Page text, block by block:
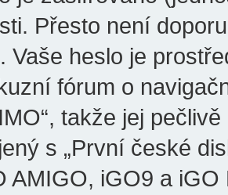
Přesto není
Vaše heslo je
fórum o
takže jej
s „První české
AMIGO, iGO9 a